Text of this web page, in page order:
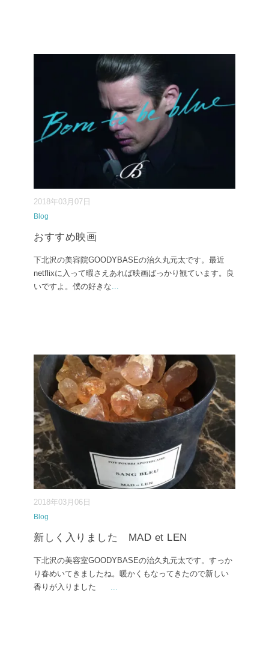
2018年03月07日
Blog
おすすめ映画
下北沢の美容院GOODYBASEの治久丸元太です。最近
netflixに入って暇さえあれば映画ばっかり観ています。良
いですよ。僕の好きな...
2018年03月06日
Blog
新しく入りました MAD et LEN
下北沢の美容室GOODYBASEの治久丸元太です。すっか
り春めいてきましたね。暖かくもなってきたので新しい
香りが入りました ...